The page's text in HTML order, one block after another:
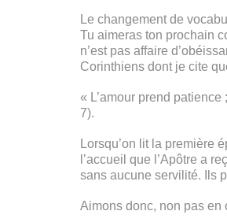
Le changement de
Tu aimeras ton prochain
n’est pas affaire
Corinthiens dont je cite
« L’amour prend
7).
Lorsqu’on lit la première
l’accueil que l’Apôtre a
sans aucune servilité. Ils
Aimons donc, non pas en